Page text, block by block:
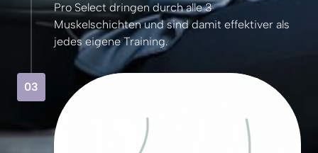
Pro Select dringen durch alle 3
Muskelschichten und sind damit effektiver
jedes eigene Training.
03